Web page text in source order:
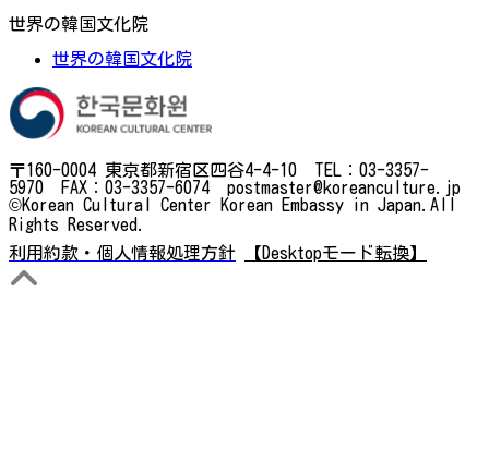
世界の韓国文化院
世界の韓国文化院
〒160-0004 東京都新宿区四谷4-4-10 TEL：03-3357-
5970 FAX：03-3357-6074 postmaster@koreanculture.jp
©Korean Cultural Center Korean Embassy in Japan.All
Rights Reserved.
利用約款・個人情報処理方針
【Desktopモード転換】